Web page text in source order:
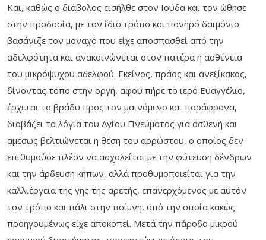
Και, καθώς ο διάβολος εισήλθε στον Ιούδα και τον ώθησε
στην προδοσία, με τον ίδιο τρόπο και πονηρό δαιμόνιο
βασάνιζε τον μοναχό που είχε αποσπασθεί από την
αδελφότητα και ανακοινώνεται στον πατέρα η ασθένεια
του μικρόψυχου αδελφού. Εκείνος, πράος και ανεξίκακος,
δίνοντας τόπο στην οργή, αφού πήρε το ιερό Ευαγγέλιο,
έρχεται το βράδυ προς τον μαινόμενο και παράφρονα,
διαβάζει τα λόγια του Αγίου Πνεύματος για ασθενή και
αμέσως βελτιώνεται η θέση του αρρώστου, ο οποίος δεν
επιθυμούσε πλέον να ασχολείται με την φύτευση δένδρων
και την άρδευση κήπων, αλλά προθυμοποιείται για την
καλλιέργεια της γης της αρετής, επανερχόμενος με αυτόν
τον τρόπο και πάλι στην ποίμνη, από την οποία κακώς
προηγουμένως είχε αποκοπεί. Μετά την πάροδο μικρού